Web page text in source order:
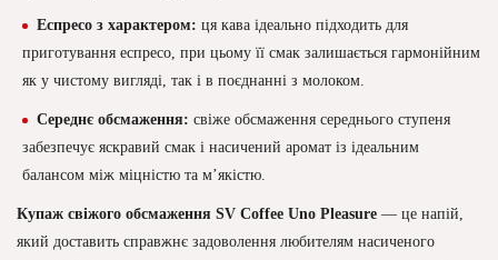
Еспресо з характером: ця кава ідеально підходить для
приготування еспресо, при цьому її смак залишається гармонійним
як у чистому вигляді, так і в поєднанні з молоком.
Середнє обсмаження: свіже обсмаження середнього ступеня
забезпечує яскравий смак і насичений аромат із ідеальним
балансом між міцністю та м’якістю.
Купаж свіжого обсмаження SV Coffee Uno Pleasure — це напій,
який доставить справжнє задоволення любителям насиченого